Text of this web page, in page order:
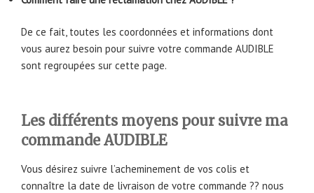
De ce fait, toutes les coordonnées et informations dont
vous aurez besoin pour suivre votre commande AUDIBLE
sont regroupées sur cette page.
Les différents moyens pour suivre ma
commande AUDIBLE
Vous désirez suivre l’acheminement de vos colis et
connaître la date de livraison de votre commande ?? nous